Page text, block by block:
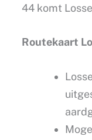
44 komt
Routekaart